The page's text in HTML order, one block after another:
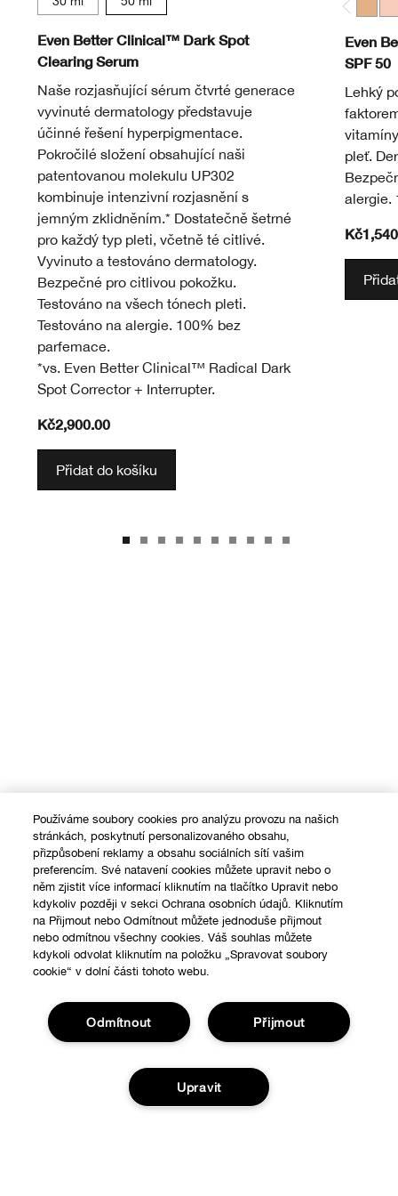
Even Better Clinical™ Dark Spot
Clearing Serum
Naše rozjasňující sérum čtvrté generace
vyvinuté dermatology představuje
účinné řešení hyperpigmentace.
Pokročilé složení obsahující naši
patentovanou molekulu UP302
kombinuje intenzivní rozjasnění s
jemným zklidněním.* Dostatečně šetrné
pro každý typ pleti, včetně té citlivé.
Vyvinuto a testováno dermatology.
Bezpečné pro citlivou pokožku.
Testováno na všech tónech pleti.
Testováno na alergie. 100% bez
parfemace.
*vs. Even Better Clinical™ Radical Dark
Spot Corrector + Interrupter.
Kč2,900.00
Přidat do košíku
Even
SPF 50
Lehký
pleť.
alergie.
Nákupy online
Vyhledávač prodejen
Používáme soubory cookies pro analýzu provozu na našich
stránkách, poskytnutí personalizovaného obsahu,
přizpůsobení reklamy a obsahu sociálních sítí vašim
preferencím. Své natavení cookies můžete upravit nebo o
něm zjistit více informací kliknutím na tlačítko Upravit nebo
kdykoliv později v sekci Ochrana osobních údajů. Kliknutím
na Přijmout nebo Odmítnout můžete jednoduše přijmout
nebo odmítnou všechny cookies. Váš souhlas můžete
kdykoli odvolat kliknutím na položku „Spravovat soubory
cookie“ v dolní části tohoto webu.
Přijmout
Odmítnout
Upravit